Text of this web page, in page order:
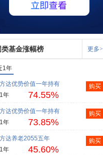
类基金涨幅榜 更多>
1年
达优势价值一年持有
年
74.55%
购买
达优势价值一年持有
年
73.85%
购买
达养老2055五年
年
45.60%
购买